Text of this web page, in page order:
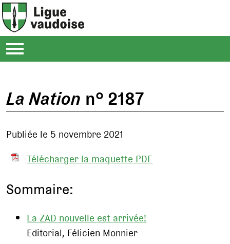
La Nation n° 2187
Publiée le 5 novembre 2021
Télécharger la maquette PDF
Sommaire:
La ZAD nouvelle est arrivée!
Editorial, Félicien Monnier